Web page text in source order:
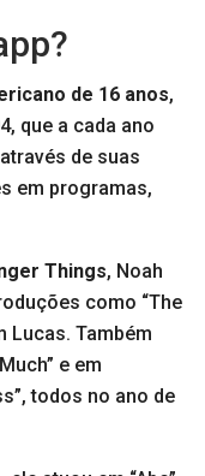
de 16 anos,
que a cada ano
de suas
em programas,
Things, Noah
como “The
Lucas. Também
e em
todos no ano de